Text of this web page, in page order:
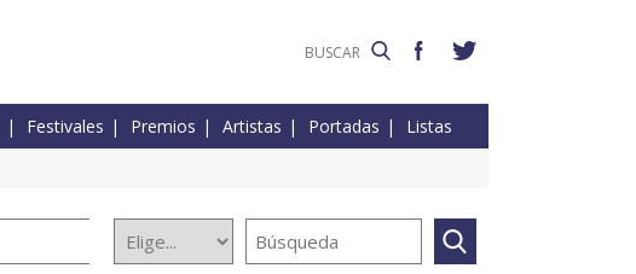
Festivales Premios Artistas Portadas Listas